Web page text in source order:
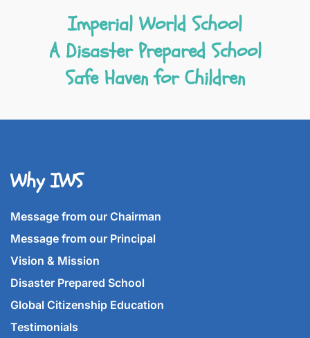
Imperial World School
A Disaster Prepared School
Safe Haven for Children
Why IWS
Message from our Chairman
Message from our Principal
Vision & Mission
Disaster Prepared School
Global Citizenship Education
Testimonials